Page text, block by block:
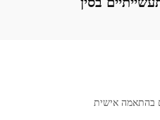
בהתאמה אישית